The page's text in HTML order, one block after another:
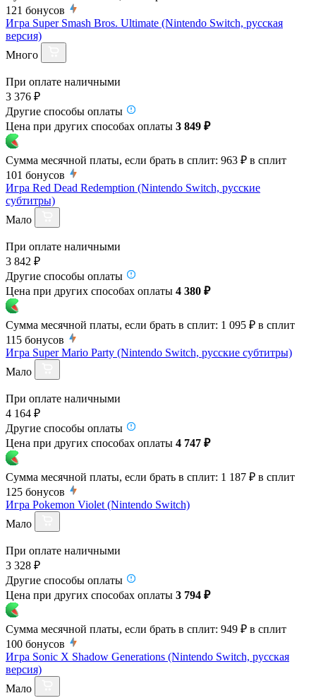
121 бонусов
Игра Super Smash Bros. Ultimate (Nintendo Switch, русская
версия)
Много
При оплате наличными
3 376 ₽
Другие способы оплаты
Цена при других способах оплаты 3 849 ₽
Сумма месячной платы, если брать в сплит: 963 ₽ в сплит
101 бонусов
Игра Red Dead Redemption (Nintendo Switch, русские
субтитры)
Мало
При оплате наличными
3 842 ₽
Другие способы оплаты
Цена при других способах оплаты 4 380 ₽
Сумма месячной платы, если брать в сплит: 1 095 ₽ в сплит
115 бонусов
Игра Super Mario Party (Nintendo Switch, русские субтитры)
Мало
При оплате наличными
4 164 ₽
Другие способы оплаты
Цена при других способах оплаты 4 747 ₽
Сумма месячной платы, если брать в сплит: 1 187 ₽ в сплит
125 бонусов
Игра Pokemon Violet (Nintendo Switch)
Мало
При оплате наличными
3 328 ₽
Другие способы оплаты
Цена при других способах оплаты 3 794 ₽
Сумма месячной платы, если брать в сплит: 949 ₽ в сплит
100 бонусов
Игра Sonic X Shadow Generations (Nintendo Switch, русская
версия)
Мало